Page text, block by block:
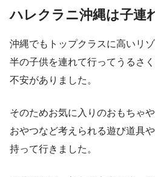
ハレクラニ沖縄は子連
沖縄でもトップクラスに高いリ
半の子供を連れて行ってうるさ
不安がありました。
そのためお気に入りのおもちゃ
おやつなど考えられる遊び道具
持って行きました。